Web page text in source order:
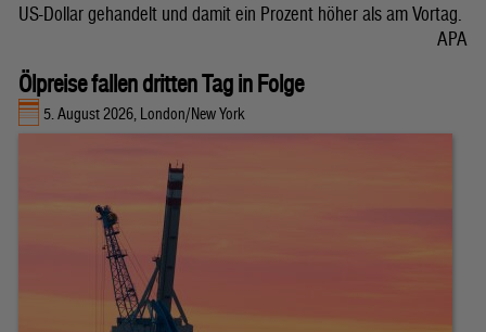
US-Dollar gehandelt und damit ein Prozent höher als am Vortag.
APA
Ölpreise fallen dritten Tag in Folge
5. August 2026, London/New York